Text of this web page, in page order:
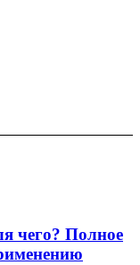
чего? Полное